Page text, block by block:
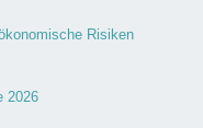
Risiken
2026